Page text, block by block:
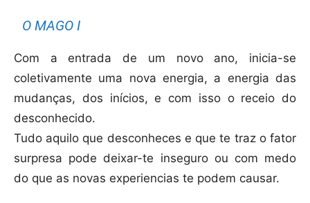
O MAGO I
Com a entrada de um novo ano, inicia-se
coletivamente uma nova energia, a energia das
mudanças, dos inícios, e com isso o receio do
desconhecido.
Tudo aquilo que desconheces e que te traz o fator
surpresa pode deixar-te inseguro ou com medo
do que as novas experiencias te podem causar.